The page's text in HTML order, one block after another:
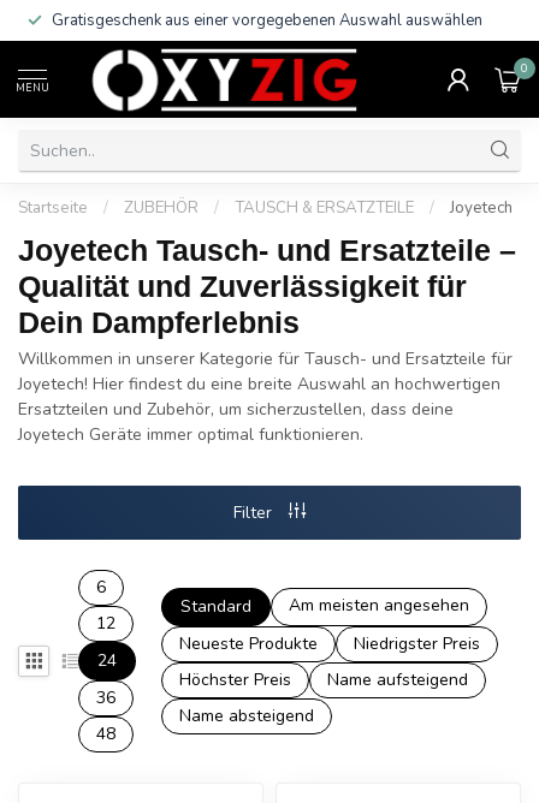
Gratisgeschenk aus einer vorgegebenen Auswahl auswählen
MENU
0
Startseite / ZUBEHÖR / TAUSCH & ERSATZTEILE / Joyetech
Joyetech Tausch- und Ersatzteile –
Qualität und Zuverlässigkeit für
Dein Dampferlebnis
Willkommen in unserer Kategorie für Tausch- und Ersatzteile für
Joyetech! Hier findest du eine breite Auswahl an hochwertigen
Ersatzteilen und Zubehör, um sicherzustellen, dass deine
Joyetech Geräte immer optimal funktionieren.
Filter
6
12
24
36
48
Standard
Am meisten angesehen
Neueste Produkte
Niedrigster Preis
Höchster Preis
Name aufsteigend
Name absteigend